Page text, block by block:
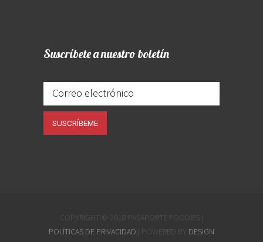
Suscríbete a nuestro boletín
COPYRIGHT © 2018 PASAPORTE FOODIES |
POLÍTICAS DE PRIVACIDAD | POWERED BY DESIGN